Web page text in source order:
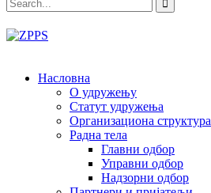
Насловна
О удружењу
Статут удружења
Организациона структура
Радна тела
Главни одбор
Управни одбор
Надзорни одбор